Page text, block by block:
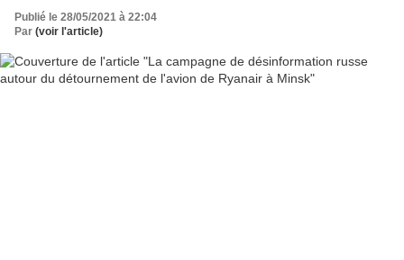
Publié le 28/05/2021 à 22:04
Par (voir l'article)